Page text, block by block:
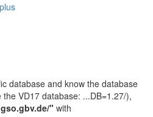
database and know the database
VD17 database: ...DB=1.27/),
" with